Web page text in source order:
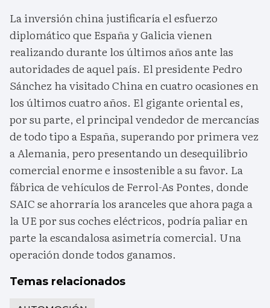
La inversión china justificaría el esfuerzo
diplomático que España y Galicia vienen
realizando durante los últimos años ante las
autoridades de aquel país. El presidente Pedro
Sánchez ha visitado China en cuatro ocasiones en
los últimos cuatro años. El gigante oriental es,
por su parte, el principal vendedor de mercancías
de todo tipo a España, superando por primera vez
a Alemania, pero presentando un desequilibrio
comercial enorme e insostenible a su favor. La
fábrica de vehículos de Ferrol-As Pontes, donde
SAIC se ahorraría los aranceles que ahora paga a
la UE por sus coches eléctricos, podría paliar en
parte la escandalosa asimetría comercial. Una
operación donde todos ganamos.
Temas relacionados